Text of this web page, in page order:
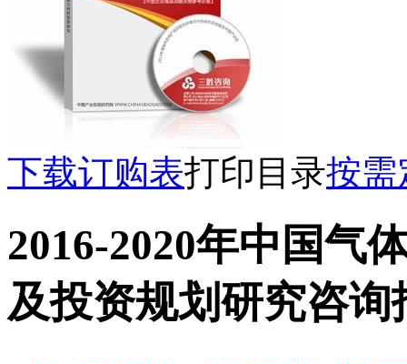
下载订购表打印目录按需
2016-2020年中国气
及投资规划研究咨询